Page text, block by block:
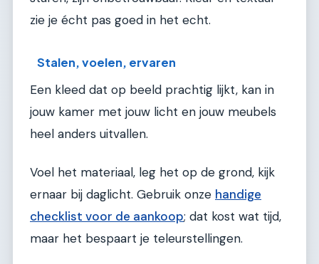
zie je écht pas goed in het echt.
Stalen, voelen, ervaren
Een kleed dat op beeld prachtig lijkt, kan in
jouw kamer met jouw licht en jouw meubels
heel anders uitvallen.
Voel het materiaal, leg het op de grond, kijk
ernaar bij daglicht. Gebruik onze handige
checklist voor de aankoop; dat kost wat tijd,
maar het bespaart je teleurstellingen.